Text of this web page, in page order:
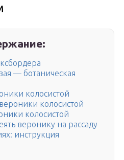
— ботаническая
колосистой
колосистой
колосистой
веронику на рассаду
инструкция